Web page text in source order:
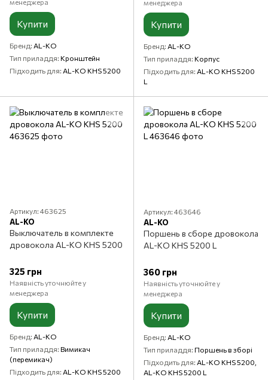
менеджера
Купити
Бренд AL-KO
Тип приладдя Кронштейн
Підходить для AL-KO KHS 5200
менеджера
Купити
Бренд AL-KO
Тип приладдя Корпус
Підходить для AL-KO KHS 5200
L
Артикул: 463625
AL-KO
Выключатель в комплекте
дровокола AL-KO KHS 5200
325 грн
Наявність уточнюйте у
менеджера
Купити
Бренд AL-KO
Тип приладдя Вимикач
(перемикач)
Підходить для AL-KO KHS 5200
Артикул: 463646
AL-KO
Поршень в сборе дровокола
AL-KO KHS 5200 L
360 грн
Наявність уточнюйте у
менеджера
Купити
Бренд AL-KO
Тип приладдя Поршень в зборі
Підходить для AL-KO KHS 5200,
AL-KO KHS 5200 L